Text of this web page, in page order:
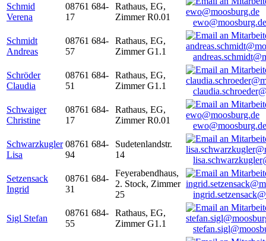
Schmid
Verena
08761 684-
17
Rathaus, EG,
Zimmer R0.01
ewo@moosburg.de
Schmidt
Andreas
08761 684-
57
Rathaus, EG,
Zimmer G1.1
Schröder
Claudia
08761 684-
51
Rathaus, EG,
Zimmer G1.1
Schwaiger
Christine
08761 684-
17
Rathaus, EG,
Zimmer R0.01
ewo@moosburg.de
Schwarzkugler
Lisa
08761 684-
94
Sudetenlandstr.
14
Setzensack
Ingrid
08761 684-
31
Feyerabendhaus,
2. Stock, Zimmer
25
Sigl Stefan
08761 684-
55
Rathaus, EG,
Zimmer G1.1